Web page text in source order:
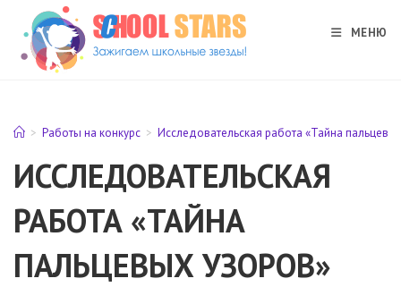
Перейти
содержимому
МЕНЮ
> Работы на конкурс > Исследовательская работа «Тайна
ИССЛЕДОВАТЕЛЬСКАЯ
РАБОТА «ТАЙНА
ПАЛЬЦЕВЫХ УЗОРОВ»